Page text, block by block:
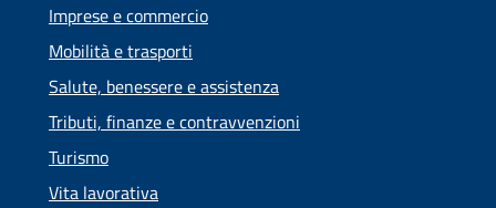
Imprese e commercio
Mobilità e trasporti
Salute, benessere e assistenza
Tributi, finanze e contravvenzioni
Turismo
Vita lavorativa